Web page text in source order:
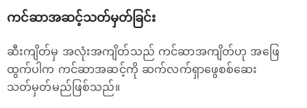
ကင်ဆာအဆင့်သတ်မှတ်ခြင်း
ဆီးကျိတ်မှ အလုံးအကျိတ်သည် ကင်ဆာအကျိတ်ဟု အဖြေ
ထွက်ပါက ကင်ဆာအဆင့်ကို ဆက်လက်ရှာဖွေစစ်ဆေး
သတ်မှတ်မည်ဖြစ်သည်။